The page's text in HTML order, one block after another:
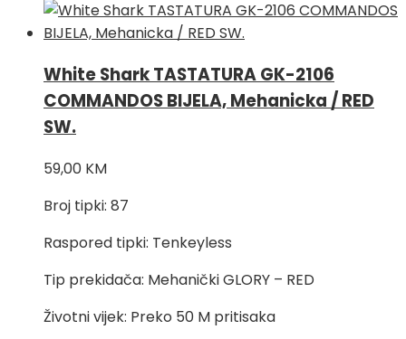
White Shark TASTATURA GK-2106
COMMANDOS BIJELA, Mehanicka / RED
SW.
59,00 KM
Broj tipki: 87
Raspored tipki: Tenkeyless
Tip prekidača: Mehanički GLORY – RED
Životni vijek: Preko 50 M pritisaka